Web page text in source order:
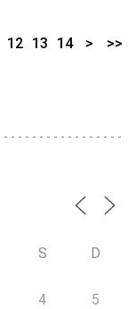
12 13 14 > >>
S D
4 5